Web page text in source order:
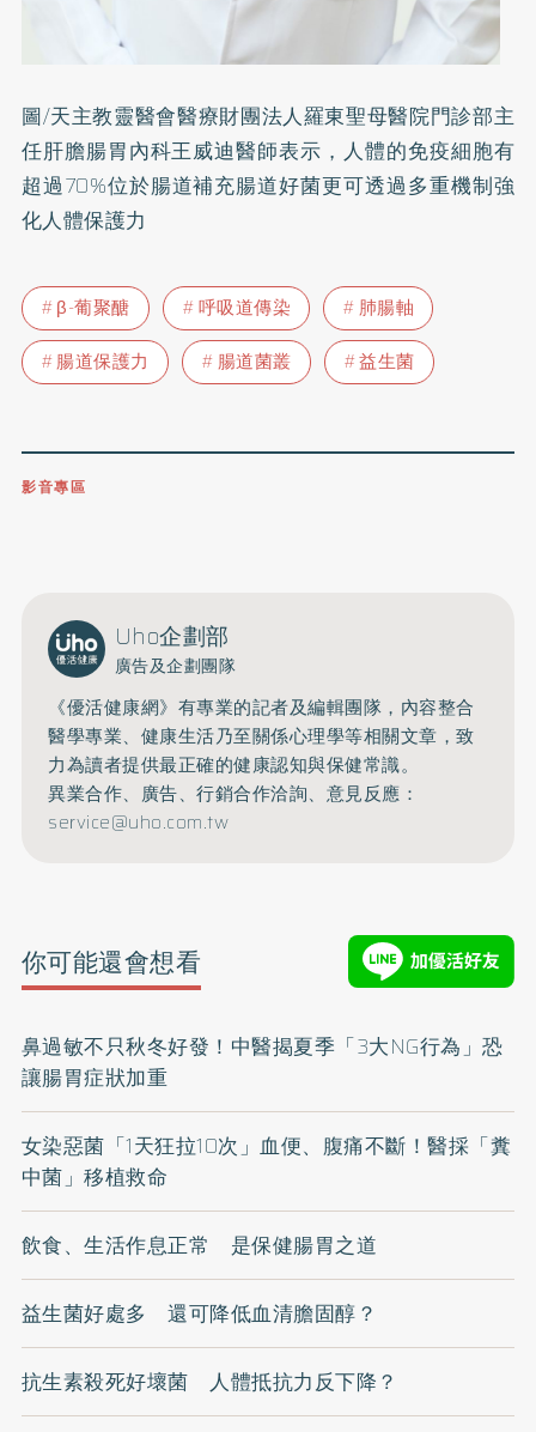
圖/天主教靈醫會醫療財團法人羅東聖母醫院門診部主
任肝膽腸胃內科王威迪醫師表示，人體的免疫細胞有
超過70%位於腸道補充腸道好菌更可透過多重機制強
化人體保護力
β-葡聚醣 呼吸道傳染
肺腸軸
腸道保護力
腸道菌叢 益生菌
影音專區
Uho企劃部
廣告及企劃團隊
《優活健康網》有專業的記者及編輯團隊，內容整合
醫學專業、健康生活乃至關係心理學等相關文章，致
力為讀者提供最正確的健康認知與保健常識。
異業合作、廣告、行銷合作洽詢、意見反應：
service@uho.com.tw
你可能還會想看
鼻過敏不只秋冬好發！中醫揭夏季「3大NG行為」恐
讓腸胃症狀加重
女染惡菌「1天狂拉10次」血便、腹痛不斷！醫採「糞
中菌」移植救命
飲食、生活作息正常 是保健腸胃之道
益生菌好處多 還可降低血清膽固醇？
抗生素殺死好壞菌 人體抵抗力反下降？